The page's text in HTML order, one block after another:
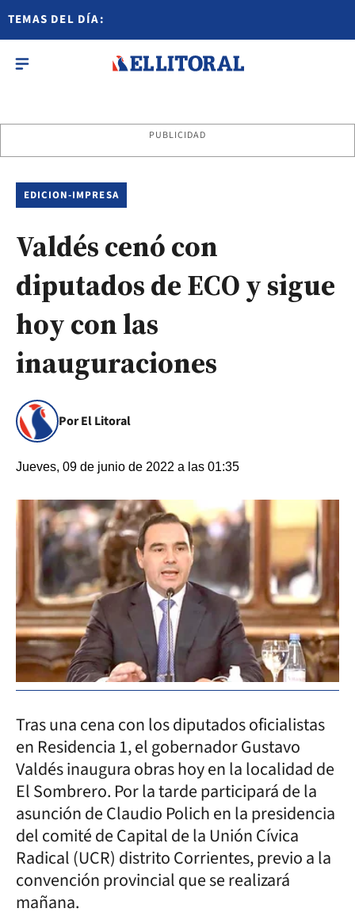
TEMAS DEL DÍA:
PUBLICIDAD
EDICION-IMPRESA
Valdés cenó con
diputados de ECO y sigue
hoy con las
inauguraciones
Por El Litoral
Jueves, 09 de junio de 2022 a las 01:35
Tras una cena con los diputados oficialistas
en Residencia 1, el gobernador Gustavo
Valdés inaugura obras hoy en la localidad de
El Sombrero. Por la tarde participará de la
asunción de Claudio Polich en la presidencia
del comité de Capital de la Unión Cívica
Radical (UCR) distrito Corrientes, previo a la
convención provincial que se realizará
mañana.